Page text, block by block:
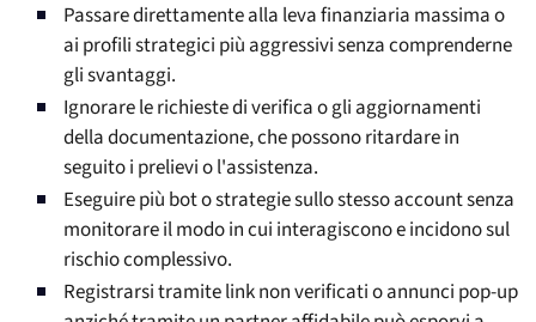
Passare direttamente alla leva finanziaria massima o
ai profili strategici più aggressivi senza comprenderne
gli svantaggi.
Ignorare le richieste di verifica o gli aggiornamenti
della documentazione, che possono ritardare in
seguito i prelievi o l'assistenza.
Eseguire più bot o strategie sullo stesso account senza
monitorare il modo in cui interagiscono e incidono sul
rischio complessivo.
Registrarsi tramite link non verificati o annunci pop-up